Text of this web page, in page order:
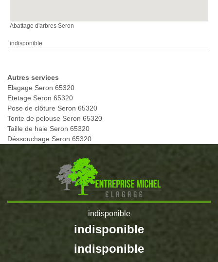
Abattage d'arbres Seron
indisponible
Autres services
Elagage Seron 65320
Etetage Seron 65320
Pose de clôture Seron 65320
Tonte de pelouse Seron 65320
Taille de haie Seron 65320
Déssouchage Seron 65320
indisponible
indisponible
indisponible